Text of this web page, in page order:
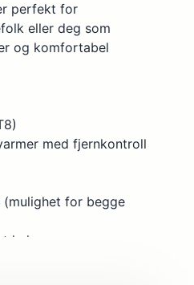
2
foran, ant.: 2
perfekt for
eller deg som
og komfortabel
med fjernkontroll
for begge
kule
/ USB